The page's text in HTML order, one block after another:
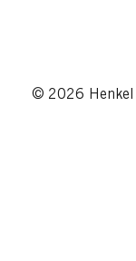
© 2026 Henkel